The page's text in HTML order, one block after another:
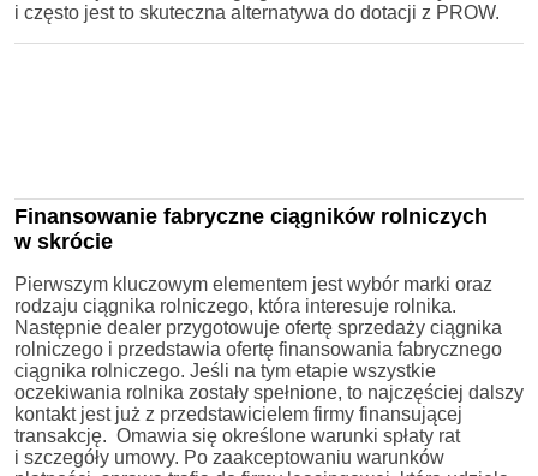
i często jest to skuteczna alternatywa do dotacji z PROW.
Finansowanie fabryczne ciągników rolniczych
w skrócie
Pierwszym kluczowym elementem jest wybór marki oraz
rodzaju ciągnika rolniczego, która interesuje rolnika.
Następnie dealer przygotowuje ofertę sprzedaży ciągnika
rolniczego i przedstawia ofertę finansowania fabrycznego
ciągnika rolniczego. Jeśli na tym etapie wszystkie
oczekiwania rolnika zostały spełnione, to najczęściej dalszy
kontakt jest już z przedstawicielem firmy finansującej
transakcję. Omawia się określone warunki spłaty rat
i szczegóły umowy. Po zaakceptowaniu warunków